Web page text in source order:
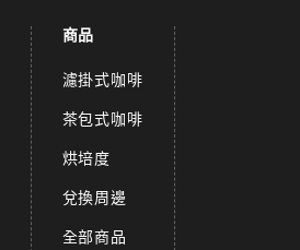
商品
濾掛式咖啡
茶包式咖啡
烘培度
兌換周邊
全部商品